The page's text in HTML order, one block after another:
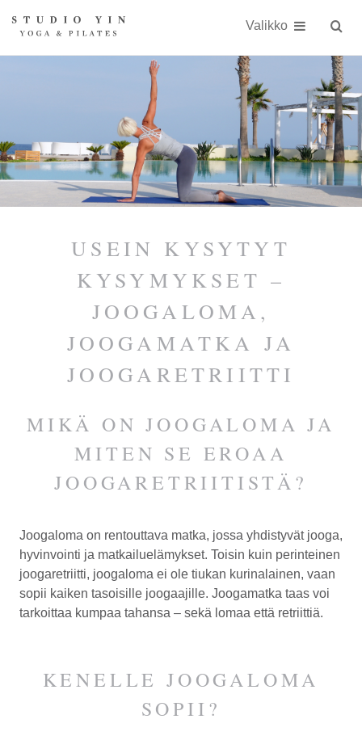
sisällöön
Studio
Studio
Yin
kokonaisvaltaiseen
kehonhuoltoon
erikoistunut
jooga-
Pilates-
Kauniaisissa
keskellä
Espoota.
Valikko
Hae
USEIN KYSYTYT
KYSYMYKSET –
JOOGALOMA,
JOOGAMATKA JA
JOOGARETRIITTI
MIKÄ ON JOOGALOMA JA
MITEN SE EROAA
JOOGARETRIITISTÄ?
Joogaloma on rentouttava matka, jossa yhdistyvät jooga,
hyvinvointi ja matkailuelämykset. Toisin kuin perinteinen
joogaretriitti, joogaloma ei ole tiukan kurinalainen, vaan
sopii kaiken tasoisille joogaajille. Joogamatka taas voi
tarkoittaa kumpaa tahansa – sekä lomaa että retriittiä.
KENELLE JOOGALOMA
SOPII?